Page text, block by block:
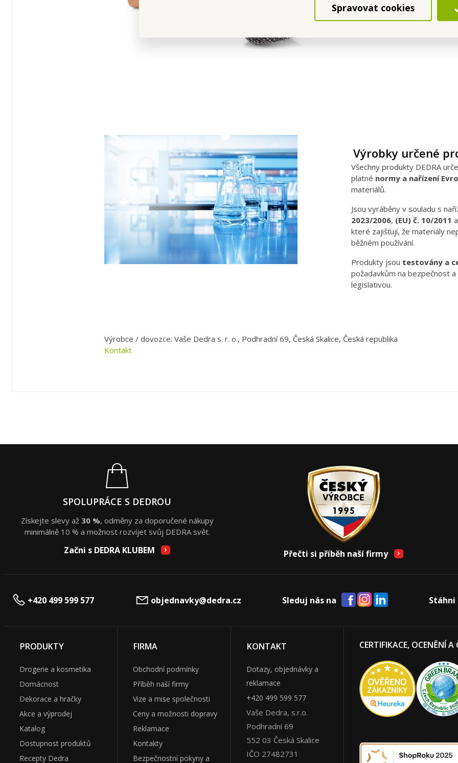
Spravovat cookies
Skvěle se hodí i na
Výrobky určené
Všechny produkty DEDRA
platné normy a nařízení
materiálů.
Jsou vyráběny v souladu s
2023/2006, (EU) č. 10/2011
které zajišťují, že materiály
běžném používání.
Produkty jsou testovány a
požadavkům na bezpečnost
legislativou.
Výrobce / dovozce: Vaše Dedra s. r. o., Podhradní 69, Česká Skalice, Česká republika
Kontakt
SPOLUPRÁCE S DEDROU
Získejte slevy až 30 %, odměny za doporučené nákupy
minimálně 10 % a možnost rozvíjet svůj DEDRA svět.
Začni s DEDRA KLUBEM Přečti si příběh naší firmy
+420 499 599 577 objednavky@dedra.cz Sleduj nás na
PRODUKTY
Drogerie a kosmetika
Domácnost
Dekorace a hračky
Akce a výprodej
Katalog
Dostupnost produktů
Recepty Dedra
FIRMA
Obchodní podmínky
Příběh naší firmy
Vize a mise společnosti
Ceny a možnosti dopravy
Reklamace
Kontakty
Bezpečnostní pokyny a
KONTAKT
Dotazy, objednávky a
reklamace
+420 499 599 577
Vaše Dedra, s.r.o.
Podhradní 69
552 03 Česká Skalice
IČO 27482731
CERTIFIKACE, OCENĚNÍ A